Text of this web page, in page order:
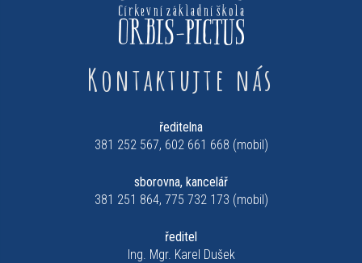
Kontaktujte nás
ředitelna
381 252 567, 602 661 668 (mobil)
sborovna, kancelář
381 251 864, 775 732 173 (mobil)
ředitel
Ing. Mgr. Karel Dušek